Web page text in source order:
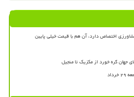
جهان گره خورد از مکزیک تا منجیل